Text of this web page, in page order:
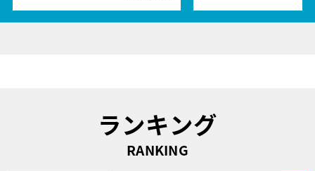
ランキング
RANKING